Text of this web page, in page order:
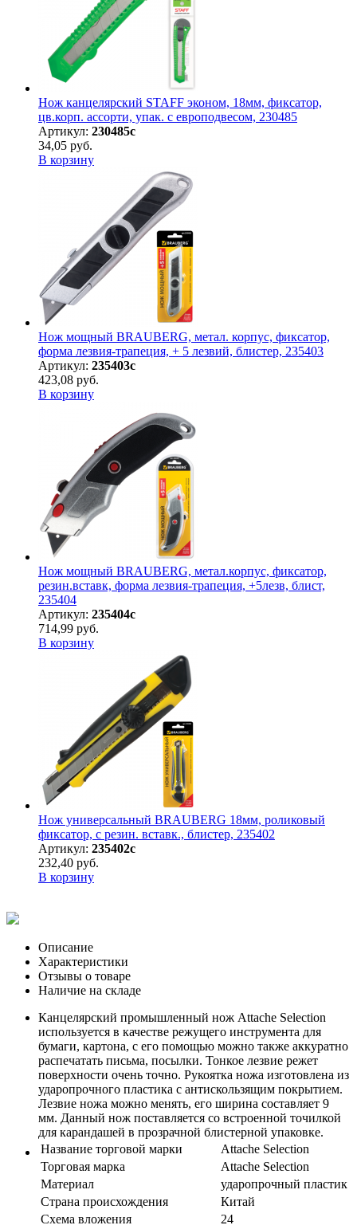
Нож канцелярский STAFF эконом, 18мм, фиксатор,
цв.корп. ассорти, упак. с европодвесом, 230485
Артикул: 230485с
34,05 руб.
В корзину
Нож мощный BRAUBERG, метал. корпус, фиксатор,
форма лезвия-трапеция, + 5 лезвий, блистер, 235403
Артикул: 235403с
423,08 руб.
В корзину
Нож мощный BRAUBERG, метал.корпус, фиксатор,
резин.вставк, форма лезвия-трапеция, +5лезв, блист,
235404
Артикул: 235404с
714,99 руб.
В корзину
Нож универсальный BRAUBERG 18мм, роликовый
фиксатор, с резин. вставк., блистер, 235402
Артикул: 235402с
232,40 руб.
В корзину
Описание
Характеристики
Отзывы о товаре
Наличие на складе
Канцелярский промышленный нож Attache Selection
используется в качестве режущего инструмента для
бумаги, картона, с его помощью можно также аккуратно
распечатать письма, посылки. Тонкое лезвие режет
поверхности очень точно. Рукоятка ножа изготовлена из
ударопрочного пластика с антискользящим покрытием.
Лезвие ножа можно менять, его ширина составляет 9
мм. Данный нож поставляется со встроенной точилкой
для карандашей в прозрачной блистерной упаковке.
Название торговой марки
Attache Selection
Торговая марка
Attache Selection
Материал
ударопрочный пластик
Страна происхождения
Китай
Схема вложения
24